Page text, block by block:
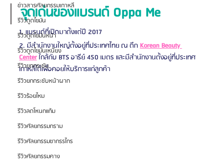
ข่าวสารศัลยกรรมเกาหลี
รีวิวดูดไขมัน
รีวิวดูดไขมันหน้า
รีวิวดูดไขมันเหนียง
รีวิวยกกระชับ
รีวิวยกกระชับหน้าผาก
รีวิวร้อยไหม
รีวิวลดโหนกแก้ม
รีวิวศัลยกรรมกราม
รีวิวศัลยกรรมขากรรไกร
รีวิวศัลยกรรมคาง
จุดเด่นของแบรนด์ Oppa Me
1. แบรนด์ที่เปิดมาตั้งแต่ปี 2017
2. มีสำนักงานใหญ่ตั้งอยู่ที่ประเทศไทย ณ ตึก Korean Beauty
Center ใกล้กับ BTS อารีย์ 450 เมตร และมีสำนักงานตั้งอยู่ที่ประเทศ
เกาหลีใต้เพื่อคอยให้บริการแก่ลูกค้า